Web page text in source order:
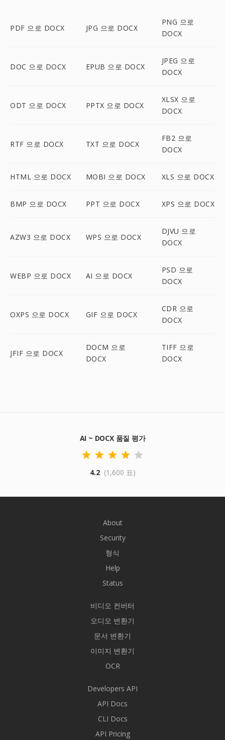
PDF 으로 DOCX JPG 으로 DOCX
PNG 으로
DOCX
DOC 으로 DOCX EPUB 으로 DOCX
JPEG 으로
DOCX
ODT 으로 DOCX PPTX 으로 DOCX
XLSX 으로
DOCX
RTF 으로 DOCX TXT 으로 DOCX
FB2 으로
DOCX
HTML 으로 DOCX MOBI 으로 DOCX XLS 으로 DOCX
BMP 으로 DOCX PPT 으로 DOCX XPS 으로 DOCX
AZW3 으로 DOCX WPS 으로 DOCX
DJVU 으로
DOCX
WEBP 으로 DOCX AI 으로 DOCX
PSD 으로
DOCX
OXPS 으로 DOCX GIF 으로 DOCX
CDR 으로
DOCX
JFIF 으로 DOCX
DOCM 으로
DOCX
TIFF 으로
DOCX
AI ~ DOCX 품질 평가
4.2 (1,600 표)
About
Security
형식
Help
Status
비디오 컨버터
오디오 변환기
문서 변환기
이미지 변환기
OCR
Developers API
API Docs
CLI Docs
API Pricing